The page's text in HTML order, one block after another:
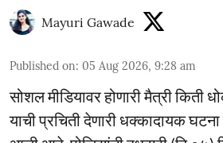
Mayuri Gawade
Published on: 05 Aug 2026, 9:28 am
सोशल मीडियावर होणारी मैत्री किती
याची प्रचिती देणारी धक्कादायक